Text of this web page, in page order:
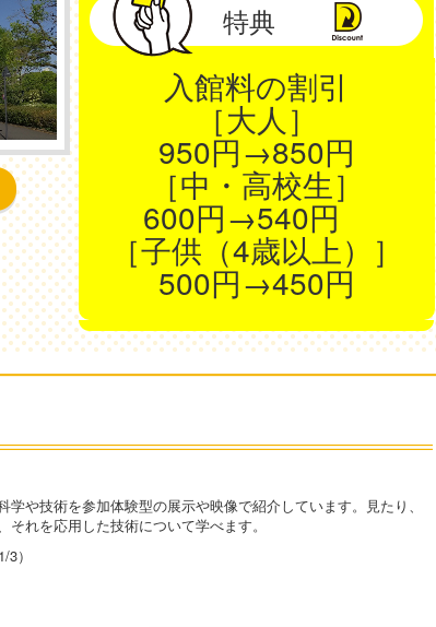
特典
入館料の割引
［大人］
950円→850円
［中・高校生］
600円→540円
［子供（4歳以上）］
500円→450円
や技術を参加体験型の展示や映像で紹介しています。見たり、
れを応用した技術について学べます。
）